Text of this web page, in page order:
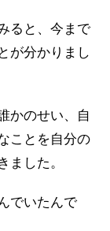
ると、今まで
が分かりまし
かのせい、自
ことを自分の
ました。
でいたんで